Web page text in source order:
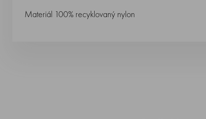
Materiál 100% recyklovaný nylon